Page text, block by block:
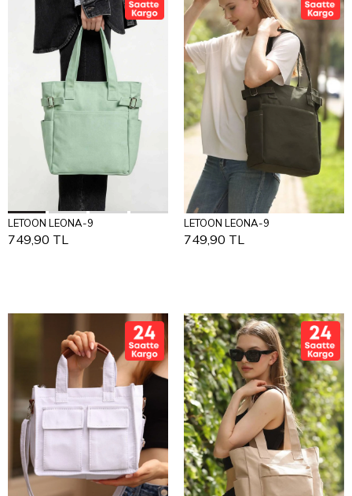
Add to Cart
LETOON LEONA-9
749,90 TL
Add to Cart
LETOON LEONA-9
749,90 TL